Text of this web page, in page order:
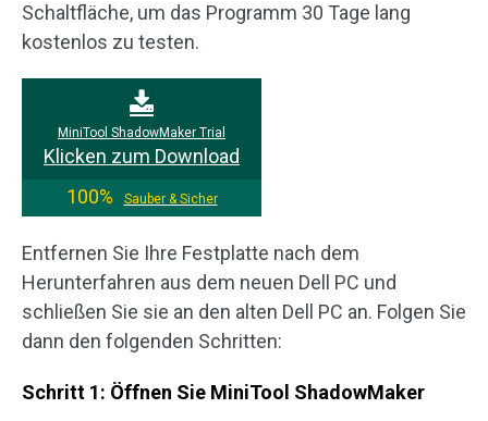
Schaltfläche, um das Programm 30 Tage lang
kostenlos zu testen.
MiniTool ShadowMaker Trial
Klicken zum Download
100%
Sauber & Sicher
Entfernen Sie Ihre Festplatte nach dem
Herunterfahren aus dem neuen Dell PC und
schließen Sie sie an den alten Dell PC an. Folgen Sie
dann den folgenden Schritten:
Schritt 1: Öffnen Sie MiniTool ShadowMaker